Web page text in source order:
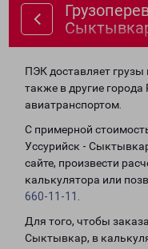
ПЭК доставляет
также в другие
авиатранспортом.
С примерной
Уссурийск -
сайте, произвести
калькулятора или
660-11-11
Для того, чтобы
Сыктывкар, в